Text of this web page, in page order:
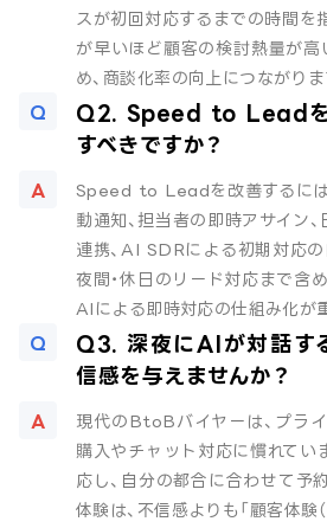
スが初回対応するまでの時間を
が早いほど顧客の検討熱量が高
め、商談化率の向上につながりま
Q2. Speed to Leadを
すべきですか？
Speed to Leadを改善するには
動通知、担当者の即時アサイン
連携、AI SDRによる初期対応
夜間・休日のリード対応まで含
AIによる即時対応の仕組み化が
Q3. 深夜にAIが対話す
信感を与えませんか？
現代のBtoBバイヤーは、プラ
購入やチャット対応に慣れてい
応し、自分の都合に合わせて予
体験は、不信感よりも「顧客体験